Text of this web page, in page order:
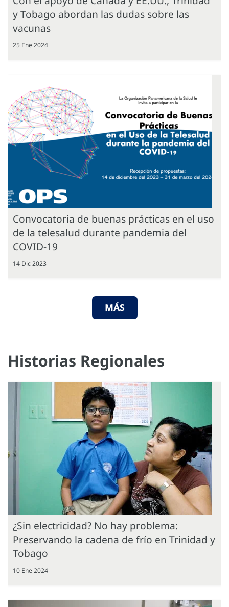
y Tobago abordan las dudas sobre las
vacunas
25 Ene 2024
Convocatoria de buenas prácticas en el uso
de la telesalud durante pandemia del
COVID-19
14 Dic 2023
MÁS
Historias Regionales
¿Sin electricidad? No hay problema:
Preservando la cadena de frío en Trinidad y
Tobago
10 Ene 2024